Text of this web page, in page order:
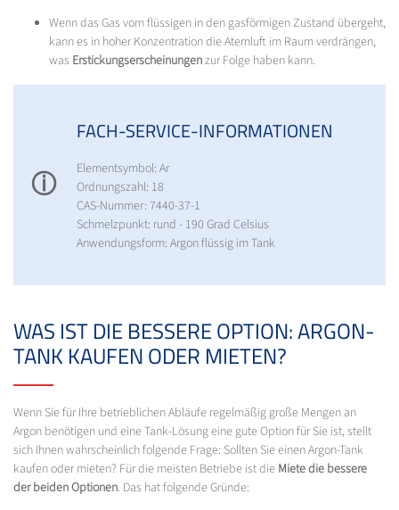
Wenn das Gas vom flüssigen in den gasförmigen Zustand übergeht,
kann es in hoher Konzentration die Atemluft im Raum verdrängen,
was Erstickungserscheinungenzur Folge haben kann.
ⓘ
FACH-SERVICE-INFORMATIONEN
Elementsymbol: Ar
Ordnungszahl: 18
CAS-Nummer: 7440-37-1
Schmelzpunkt: rund - 190 Grad Celsius
Anwendungsform: Argon flüssig im Tank
WAS IST DIE BESSERE OPTION: ARGON-
TANK KAUFEN ODER MIETEN?
Wenn Sie für Ihre betrieblichen Abläufe regelmäßig große Mengen an
Argon benötigen und eine Tank-Lösung eine gute Option für Sie ist, stellt
sich Ihnen wahrscheinlich folgende Frage: Sollten Sie einen Argon-Tank
kaufen oder mieten? Für die meisten Betriebe ist die Miete die bessere
der beiden Optionen. Das hat folgende Gründe: